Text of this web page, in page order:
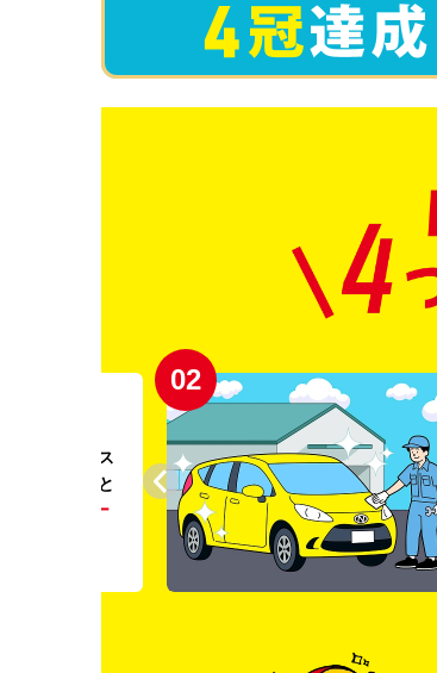
。ガソリンス
活用すること
リー
02